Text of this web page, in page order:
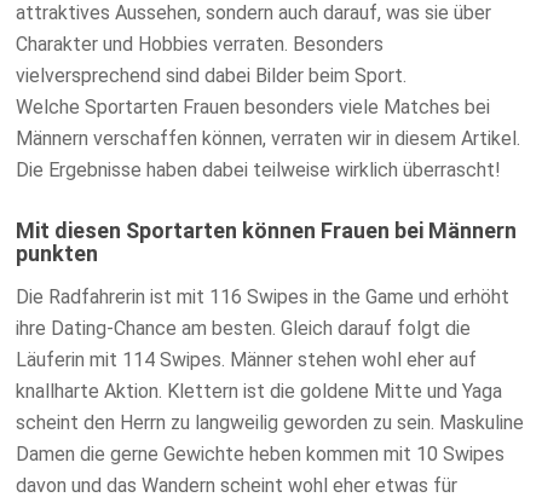
attraktives Aussehen, sondern auch darauf, was sie über
Charakter und Hobbies verraten. Besonders
vielversprechend sind dabei Bilder beim Sport.
Welche Sportarten Frauen besonders viele Matches bei
Männern verschaffen können, verraten wir in diesem Artikel.
Die Ergebnisse haben dabei teilweise wirklich überrascht!
Mit diesen Sportarten können Frauen bei Männern
punkten
Die Radfahrerin ist mit 116 Swipes in the Game und erhöht
ihre Dating-Chance am besten. Gleich darauf folgt die
Läuferin mit 114 Swipes. Männer stehen wohl eher auf
knallharte Aktion. Klettern ist die goldene Mitte und Yaga
scheint den Herrn zu langweilig geworden zu sein. Maskuline
Damen die gerne Gewichte heben kommen mit 10 Swipes
davon und das Wandern scheint wohl eher etwas für